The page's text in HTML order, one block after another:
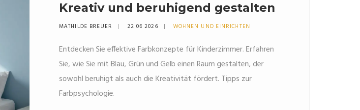
Kreativ und beruhigend gestalten
MATHILDE BREUER 22 06 2026 WOHNEN UND EINRICHTEN
Entdecken Sie effektive Farbkonzepte für Kinderzimmer. Erfahren
Sie, wie Sie mit Blau, Grün und Gelb einen Raum gestalten, der
sowohl beruhigt als auch die Kreativität fördert. Tipps zur
Farbpsychologie.